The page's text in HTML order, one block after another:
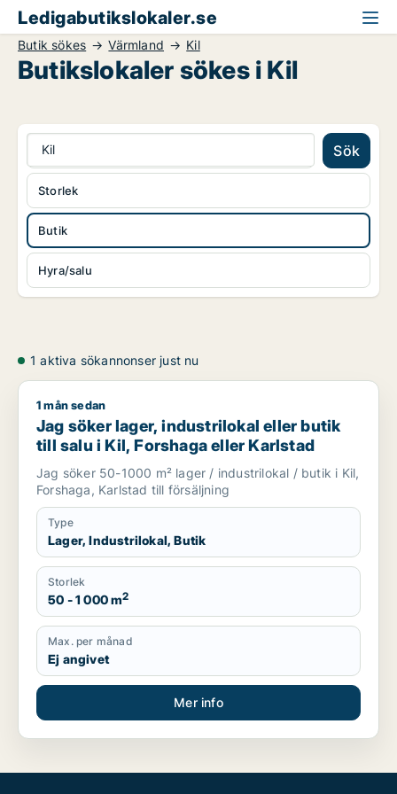
Ledigabutikslokaler.se
Butik sökes Värmland Kil
Butikslokaler sökes i Kil
Kil Sök
Butik
Hyra/salu
Storlek
1 aktiva sökannonser just nu
Jag söker lager, industrilokal eller butik till salu i Kil,
1 mån sedan
Jag söker lager, industrilokal eller butik
till salu i Kil, Forshaga eller Karlstad
Jag söker 50-1000 m² lager / industrilokal / butik i Kil,
Forshaga, Karlstad till försäljning
Type
Lager, Industrilokal, Butik
Storlek
50 - 1 000 m2
Max. per månad
Ej angivet
Mer info